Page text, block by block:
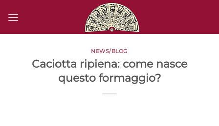
NEWS/BLOG
Caciotta ripiena: come nasce
questo formaggio?